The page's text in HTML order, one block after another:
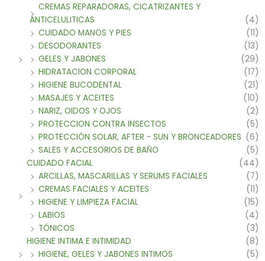
CREMAS REPARADORAS, CICATRIZANTES Y
ANTICELULITICAS
(4)
CUIDADO MANOS Y PIES
(11)
DESODORANTES
(13)
GELES Y JABONES
(29)
HIDRATACION CORPORAL
(17)
HIGIENE BUCODENTAL
(21)
MASAJES Y ACEITES
(10)
NARIZ, OIDOS Y OJOS
(2)
PROTECCION CONTRA INSECTOS
(5)
PROTECCIÓN SOLAR, AFTER - SUN Y BRONCEADORES (6)
SALES Y ACCESORIOS DE BAÑO
(5)
CUIDADO FACIAL
(44)
ARCILLAS, MASCARILLAS Y SERUMS FACIALES
(7)
CREMAS FACIALES Y ACEITES
(11)
HIGIENE Y LIMPIEZA FACIAL
(15)
LABIOS
(4)
TÓNICOS
(3)
HIGIENE INTIMA E INTIMIDAD
(8)
HIGIENE, GELES Y JABONES INTIMOS
(5)